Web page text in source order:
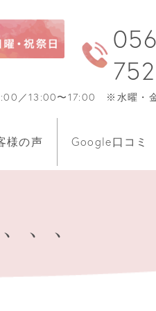
／13:00〜17:00 ※水曜・金
様の声 Google口コミ
、、